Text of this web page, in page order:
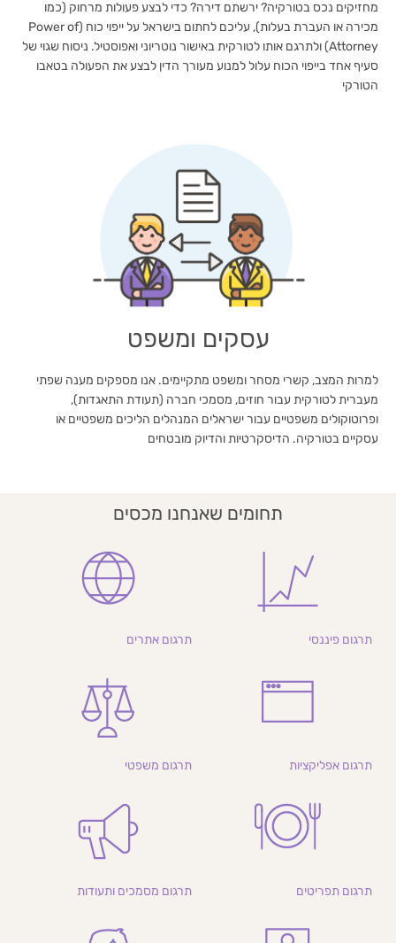
מחזיקים נכס בטורקיה? ירשתם דירה? כדי לבצע פעולות מרחוק (כמו
מכירה או העברת בעלות), עליכם לחתום בישראל על ייפוי כוח (Power of
Attorney) ולתרגם אותו לטורקית באישור נוטריוני ואפוסטיל. ניסוח שגוי של
סעיף אחד בייפוי הכוח עלול למנוע מעורך הדין לבצע את הפעולה בטאבו
הטורקי
עסקים ומשפט
למרות המצב, קשרי מסחר ומשפט מתקיימים. אנו מספקים מענה שפתי
מעברית לטורקית עבור חוזים, מסמכי חברה (תעודת התאגדות),
ופרוטוקולים משפטיים עבור ישראלים המנהלים הליכים משפטיים או
עסקיים בטורקיה. הדיסקרטיות והדיוק מובטחים
תחומים שאנחנו מכסים
תרגום פיננסי תרגום אתרים
תרגום אפליקציות תרגום משפטי
תרגום תפריטים תרגום מסמכים ותעודות